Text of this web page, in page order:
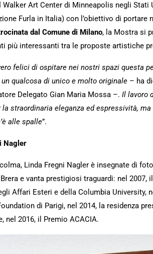
Walker Art Center di Minneapolis negli Stati
Furla in Italia) con l’obiettivo di portare
dal Comune di Milano, la Mostra si
più interessanti tra le proposte artistiche
felici di ospitare nei nostri spazi questa
qualcosa di unico e molto originale – ha
Delegato Gian Maria Mossa –. Il lavoro
la straordinaria eleganza ed espressività,
alle spalle”.
Nagler
Linda Fregni Nagler è insegnate di
e vanta prestigiosi traguardi: nel 2007,
Affari Esteri e della Columbia University,
di Parigi, nel 2014, la residenza
nel 2016, il Premio ACACIA.